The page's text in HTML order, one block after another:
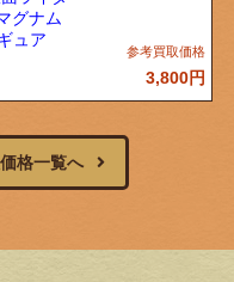
グナム
ュア
3,800円
格一覧へ